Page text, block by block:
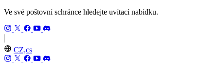
Ve své poštovní schránce hledejte uvítací nabídku.
CZ,cs